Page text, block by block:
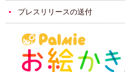
プレスリリースの送付